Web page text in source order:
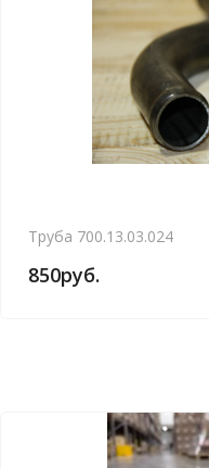
Труба 700.13.03.024
850руб.